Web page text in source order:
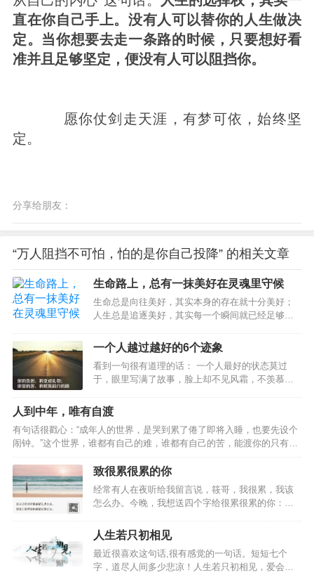
直在你自己手上。没有人可以替你的人生做决
定。当你想要去走一条路的时候，只要想好看
准并且足够坚定，便没有人可以阻挡你。
愿你仗剑走天涯，有梦可依，始终坚
定。
分享给朋友：
“万人阻挡不可怕，怕的是你自己投降” 的相关文章
生命路上，总有一抹美好在灵魂里守候
生命总是向往美好，其实本身的存在就十分美好；
人生总是追逐美好，其实每一个瞬间就已经足够美
脚步，丈量着岁月的山川河流，追逐着时光的阴晴
圆缺，修行着生命的悲欢离合。一步一程，每一处
都风撩清梦，雨洗倩影，每一点都蕴含着不经意的
美好，真诚而踏实。生活的历程，是一摞浓淡相
间、粗细叠加的日子，择捡着世间的凡尘烟火，调
合着心性的浓淡稀稠，烹煮着情愫的酸甜苦辣，丰
乐，火挠歌舞，每一丝琐碎、俗套、素净、酿造，
都隐藏着不起眼的韵…
一个人越过越好的6个迹象
看到一句很有道理的话： 一个人最好的状态莫过
于，眼里写满了故事，脸上却不见风霜，不羡慕
下委屈，喂大格局，活成自己喜欢的样子。 深以为
然。 生活不需要太多事参与，故事不需要讲给太多
人听，一个人安安静静努力，慢慢靠近自己想要的
生活，就足矣。 生活越来越舒服，人生越过越成
熟，自己越活越坦然的六个迹象，来看看，你中了
几条？明白赚钱的重要性，但不把攒钱当作唯一目
的 亦舒说：记得积蓄，那样有朝一日失去任…
人到中年，唯有自渡
有句话很戳心：“成年人的世界，是哭到累了倦了即将入睡，也要先设个
闹钟。”这个世界，谁都有自己的难，谁都有自己的苦，能渡你的只有你
自己。如何自渡？夜听建议您做好这三件事。靠自律，成自由 自渡，需
要做的第一件事是自律。 我在网上看到过一个问题，高度自律，是一种
什么体验？有个高赞的回答是：“不再被生活拖拽着前进，而是生活在你
的方寸之间，一切都有条不紊的进行，想要的生活触手可及，所有的事
情都在朝好的方向发展。” 有位听友，跟我分享了她姐姐的故事。 姐姐
是一位家庭主…
致很累很累的你
经常有人在夜听给我留言说，筱哥，我很累，我该
怎么办。今晚，我想送四个字给很累很累的你：拒
验：考试还没开始，就总担心自己考不过；工作稍
有失误，就彻夜辗转难眠，担心领导不认可自己；
恋人没及时回复信息，就开始胡思乱想；遇到事情
需要选择时，就左右为难，纠结很长时间。 当你陷
人生若只初相见
最近很喜欢这句话,很有感觉的一句话。短短七个
字，道尽人间多少悲凉！人生若只初相见，爱会不